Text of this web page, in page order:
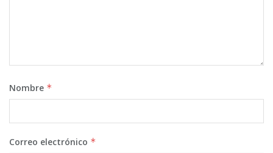
Nombre *
Correo electrónico *